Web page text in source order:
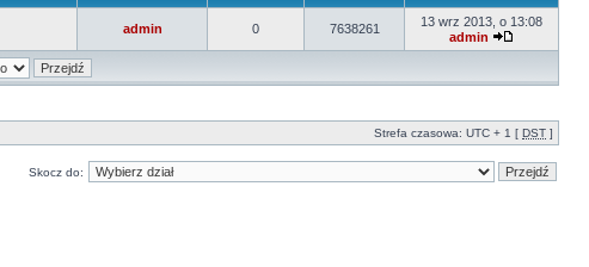
admin 0 7638261
13 wrz 2013, o 13:08
admin
Strefa czasowa: UTC + 1 [ DST ]
Skocz do: